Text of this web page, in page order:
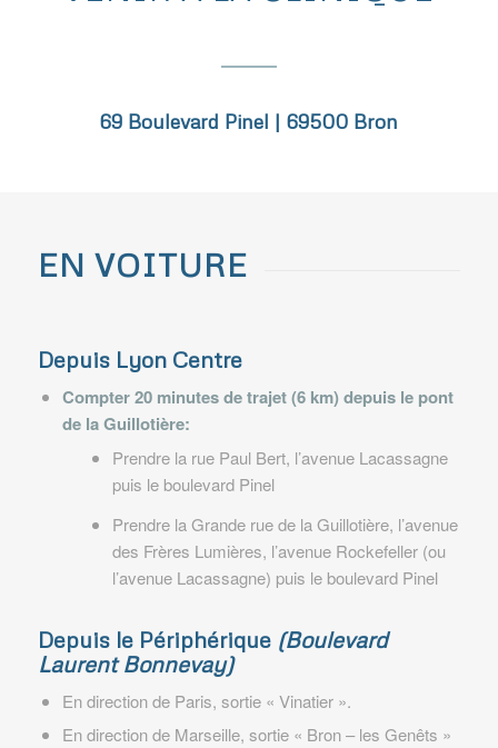
69 Boulevard Pinel | 69500 Bron
EN VOITURE
Depuis Lyon Centre
Compter 20 minutes de trajet (6 km) depuis le pont
de la Guillotière:
Prendre la rue Paul Bert, l’avenue Lacassagne
puis le boulevard Pinel
Prendre la Grande rue de la Guillotière, l’avenue
des Frères Lumières, l’avenue Rockefeller (ou
l’avenue Lacassagne) puis le boulevard Pinel
Depuis le Périphérique (Boulevard
Laurent Bonnevay)
En direction de Paris, sortie « Vinatier ».
En direction de Marseille, sortie « Bron – les Genêts »